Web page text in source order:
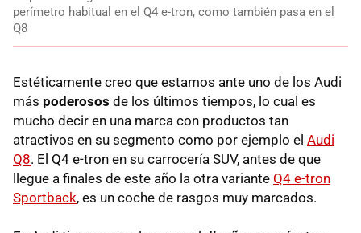
perímetro habitual en el Q4 e-tron, como también pasa en el
Q8
Estéticamente creo que estamos ante uno de los Audi
más poderosos de los últimos tiempos, lo cual es
mucho decir en una marca con productos tan
atractivos en su segmento como por ejemplo el Audi
Q8. El Q4 e-tron en su carrocería SUV, antes de que
llegue a finales de este año la otra variante Q4 e-tron
Sportback, es un coche de rasgos muy marcados.